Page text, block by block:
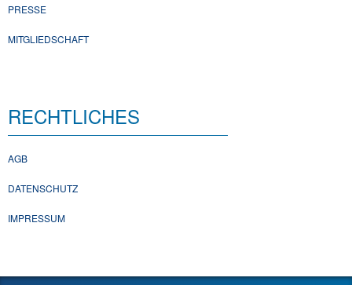
PRESSE
MITGLIEDSCHAFT
RECHTLICHES
AGB
DATENSCHUTZ
IMPRESSUM